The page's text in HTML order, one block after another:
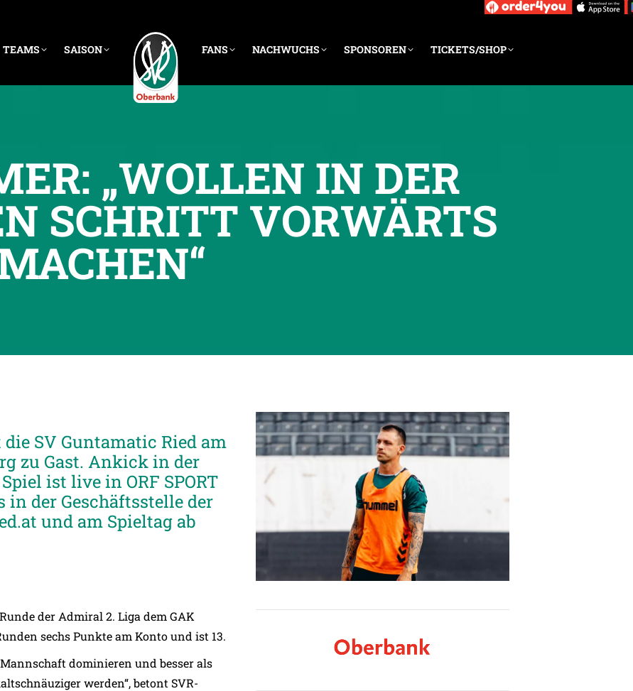
TEAMS SAISON FANS NACHWUCHS SPONSOREN TICKETS/SHOP
„WOLLEN IN DER
SCHRITT VORWÄRTS
SV Guntamatic Ried am
zu Gast. Ankick in der
ist live in ORF SPORT
in der Geschäftsstelle der
und am Spieltag ab
der Admiral 2. Liga dem GAK
sechs Punkte am Konto und ist 13.
dominieren und besser als
werden“, betont SVR-